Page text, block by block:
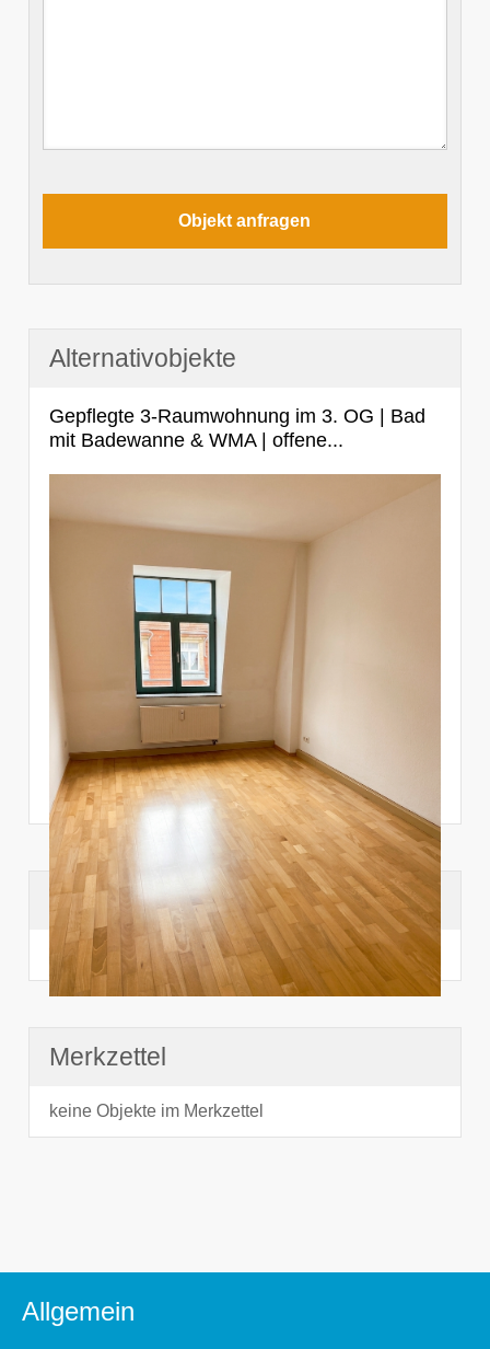
Alternativobjekte
Gepflegte 3-Raumwohnung im 3. OG | Bad
mit Badewanne & WMA | offene...
Suchhistorie
noch nichts angesehen
Merkzettel
keine Objekte im Merkzettel
Allgemein